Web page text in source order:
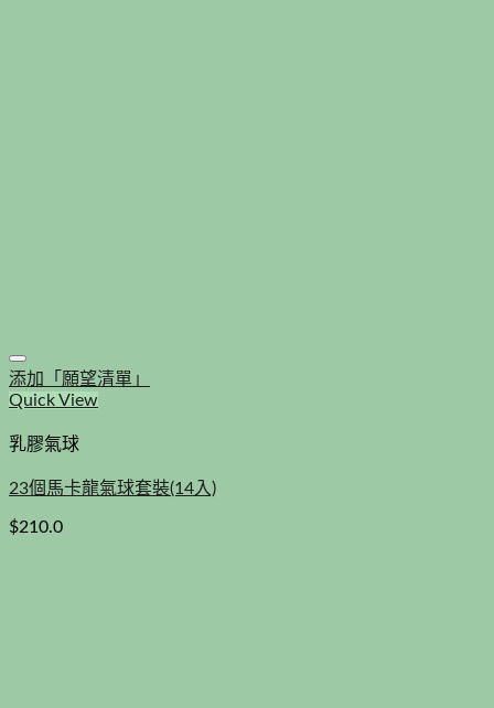
添加「願望清單」
Quick View
乳膠氣球
23個馬卡龍氣球套裝(14入)
$210.0